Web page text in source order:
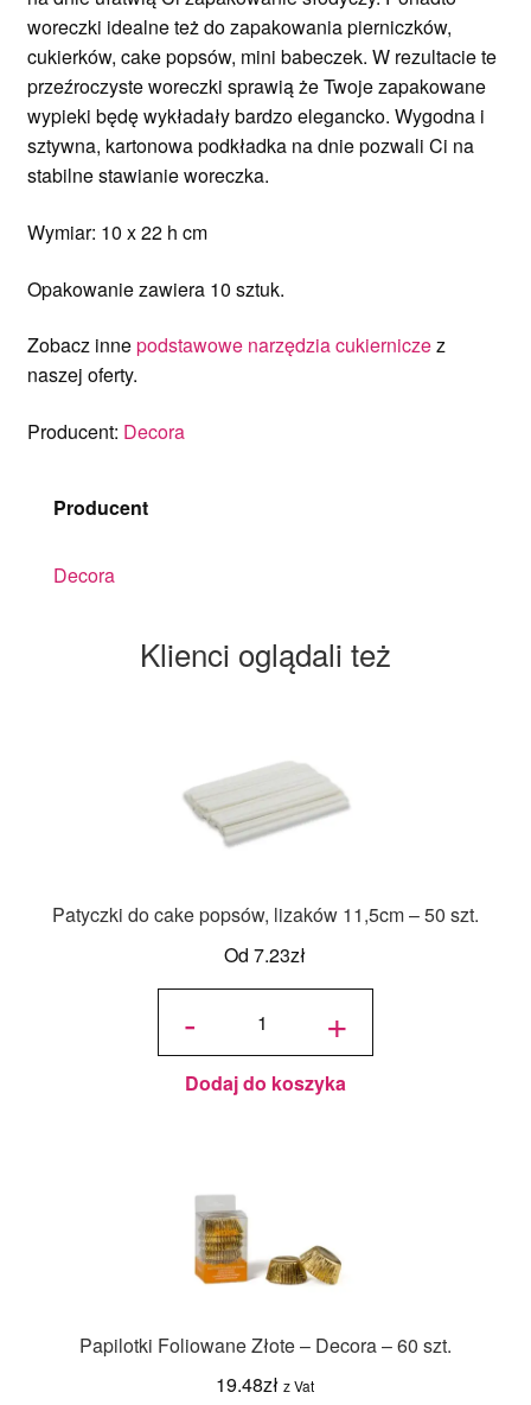
woreczki idealne też do zapakowania pierniczków,
cukierków, cake popsów, mini babeczek. W rezultacie te
przeźroczyste woreczki sprawią że Twoje zapakowane
wypieki będę wykładały bardzo elegancko. Wygodna i
sztywna, kartonowa podkładka na dnie pozwali Ci na
stabilne stawianie woreczka.
Wymiar: 10 x 22 h cm
Opakowanie zawiera 10 sztuk.
Zobacz innepodstawowe narzędzia cukierniczez
naszej oferty.
Producent: Decora
Producent
Decora
Klienci oglądali też
Patyczki do cake popsów, lizaków 11,5cm – 50 szt.
Od7.23zł
-
ilość
popsów,
lizaków
- 50 szt. +
Dodaj do koszyka
Papilotki Foliowane Złote – Decora – 60 szt.
19.48zł z Vat